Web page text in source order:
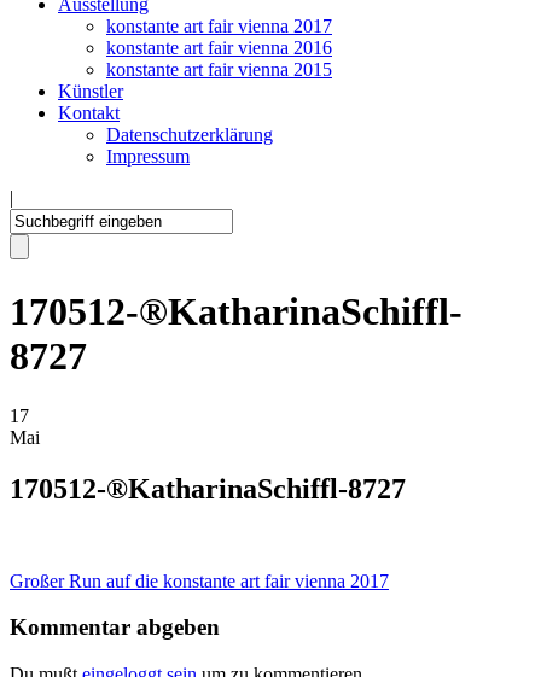
Ausstellung
konstante art fair vienna 2017
konstante art fair vienna 2016
konstante art fair vienna 2015
Künstler
Kontakt
Datenschutzerklärung
Impressum
|
170512-®KatharinaSchiffl-
8727
17
Mai
170512-®KatharinaSchiffl-8727
Großer Run auf die konstante art fair vienna 2017
Kommentar abgeben